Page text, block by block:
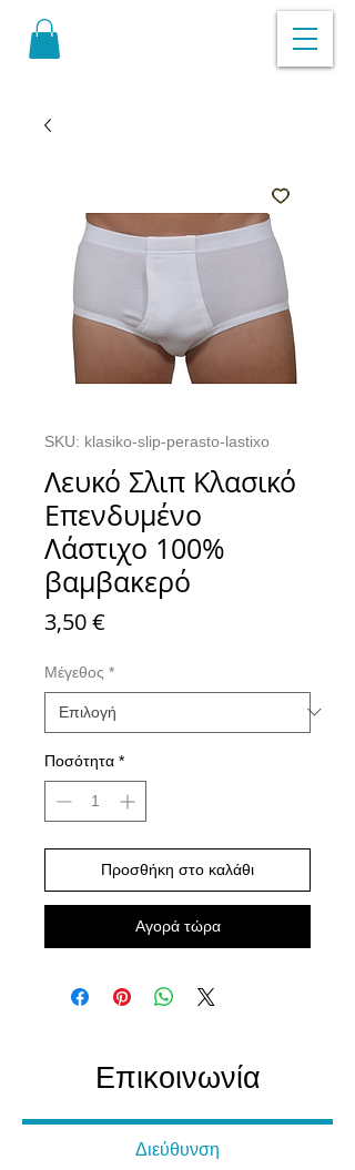
SKU: klasiko-slip-perasto-lastixo
Λευκό Σλιπ Κλασικό
Επενδυμένο
Λάστιχο 100%
βαμβακερό
3,50 €
Μέγεθος *
Ποσότητα *
Προσθήκη στο καλάθι
Αγορά τώρα
Επικοινωνία
Διεύθυνση